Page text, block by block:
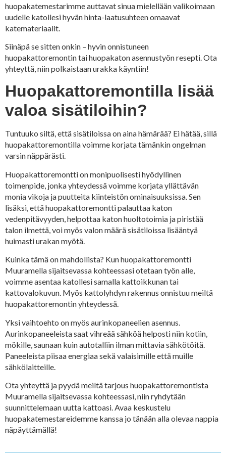
huopakatemestarimme auttavat sinua mielellään valikoimaan
uudelle katollesi hyvän hinta-laatusuhteen omaavat
katemateriaalit.
Siinäpä se sitten onkin – hyvin onnistuneen
huopakattoremontin tai huopakaton asennustyön resepti. Ota
yhteyttä, niin polkaistaan urakka käyntiin!
Huopakattoremontilla lisää
valoa sisätiloihin?
Tuntuuko siltä, että sisätiloissa on aina hämärää? Ei hätää, sillä
huopakattoremontilla voimme korjata tämänkin ongelman
varsin näppärästi.
Huopakattoremontti on monipuolisesti hyödyllinen
toimenpide, jonka yhteydessä voimme korjata yllättävän
monia vikoja ja puutteita kiinteistön ominaisuuksissa. Sen
lisäksi, että huopakattoremontti palauttaa katon
vedenpitävyyden, helpottaa katon huoltotoimia ja piristää
talon ilmettä, voi myös valon määrä sisätiloissa lisääntyä
huimasti urakan myötä.
Kuinka tämä on mahdollista? Kun huopakattoremontti
Muuramella sijaitsevassa kohteessasi otetaan työn alle,
voimme asentaa katollesi samalla kattoikkunan tai
kattovalokuvun. Myös kattolyhdyn rakennus onnistuu meiltä
huopakattoremontin yhteydessä.
Yksi vaihtoehto on myös aurinkopaneelien asennus.
Aurinkopaneeleista saat vihreää sähköä helposti niin kotiin,
mökille, saunaan kuin autotalliin ilman mittavia sähkötöitä.
Paneeleista piisaa energiaa sekä valaisimille että muille
sähkölaitteille.
Ota yhteyttä ja pyydä meiltä tarjous huopakattoremontista
Muuramella sijaitsevassa kohteessasi, niin ryhdytään
suunnittelemaan uutta kattoasi. Avaa keskustelu
huopakatemestareidemme kanssa jo tänään alla olevaa nappia
näpäyttämällä!